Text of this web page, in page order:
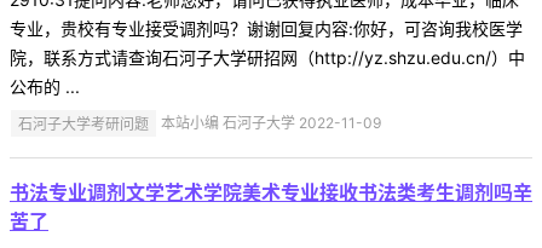
专业，贵校有专业接受调剂吗？谢谢回复内容:你好，可咨询我校医学
院，联系方式请查询石河子大学研招网（http://yz.shzu.edu.cn/）中
公布的 ...
石河子大学考研问题 本站小编 石河子大学 2022-11-09
书法专业调剂文学艺术学院美术专业接收书法类考生调剂吗辛
苦了